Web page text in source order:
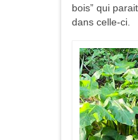
bois” qui
dans celle-ci.